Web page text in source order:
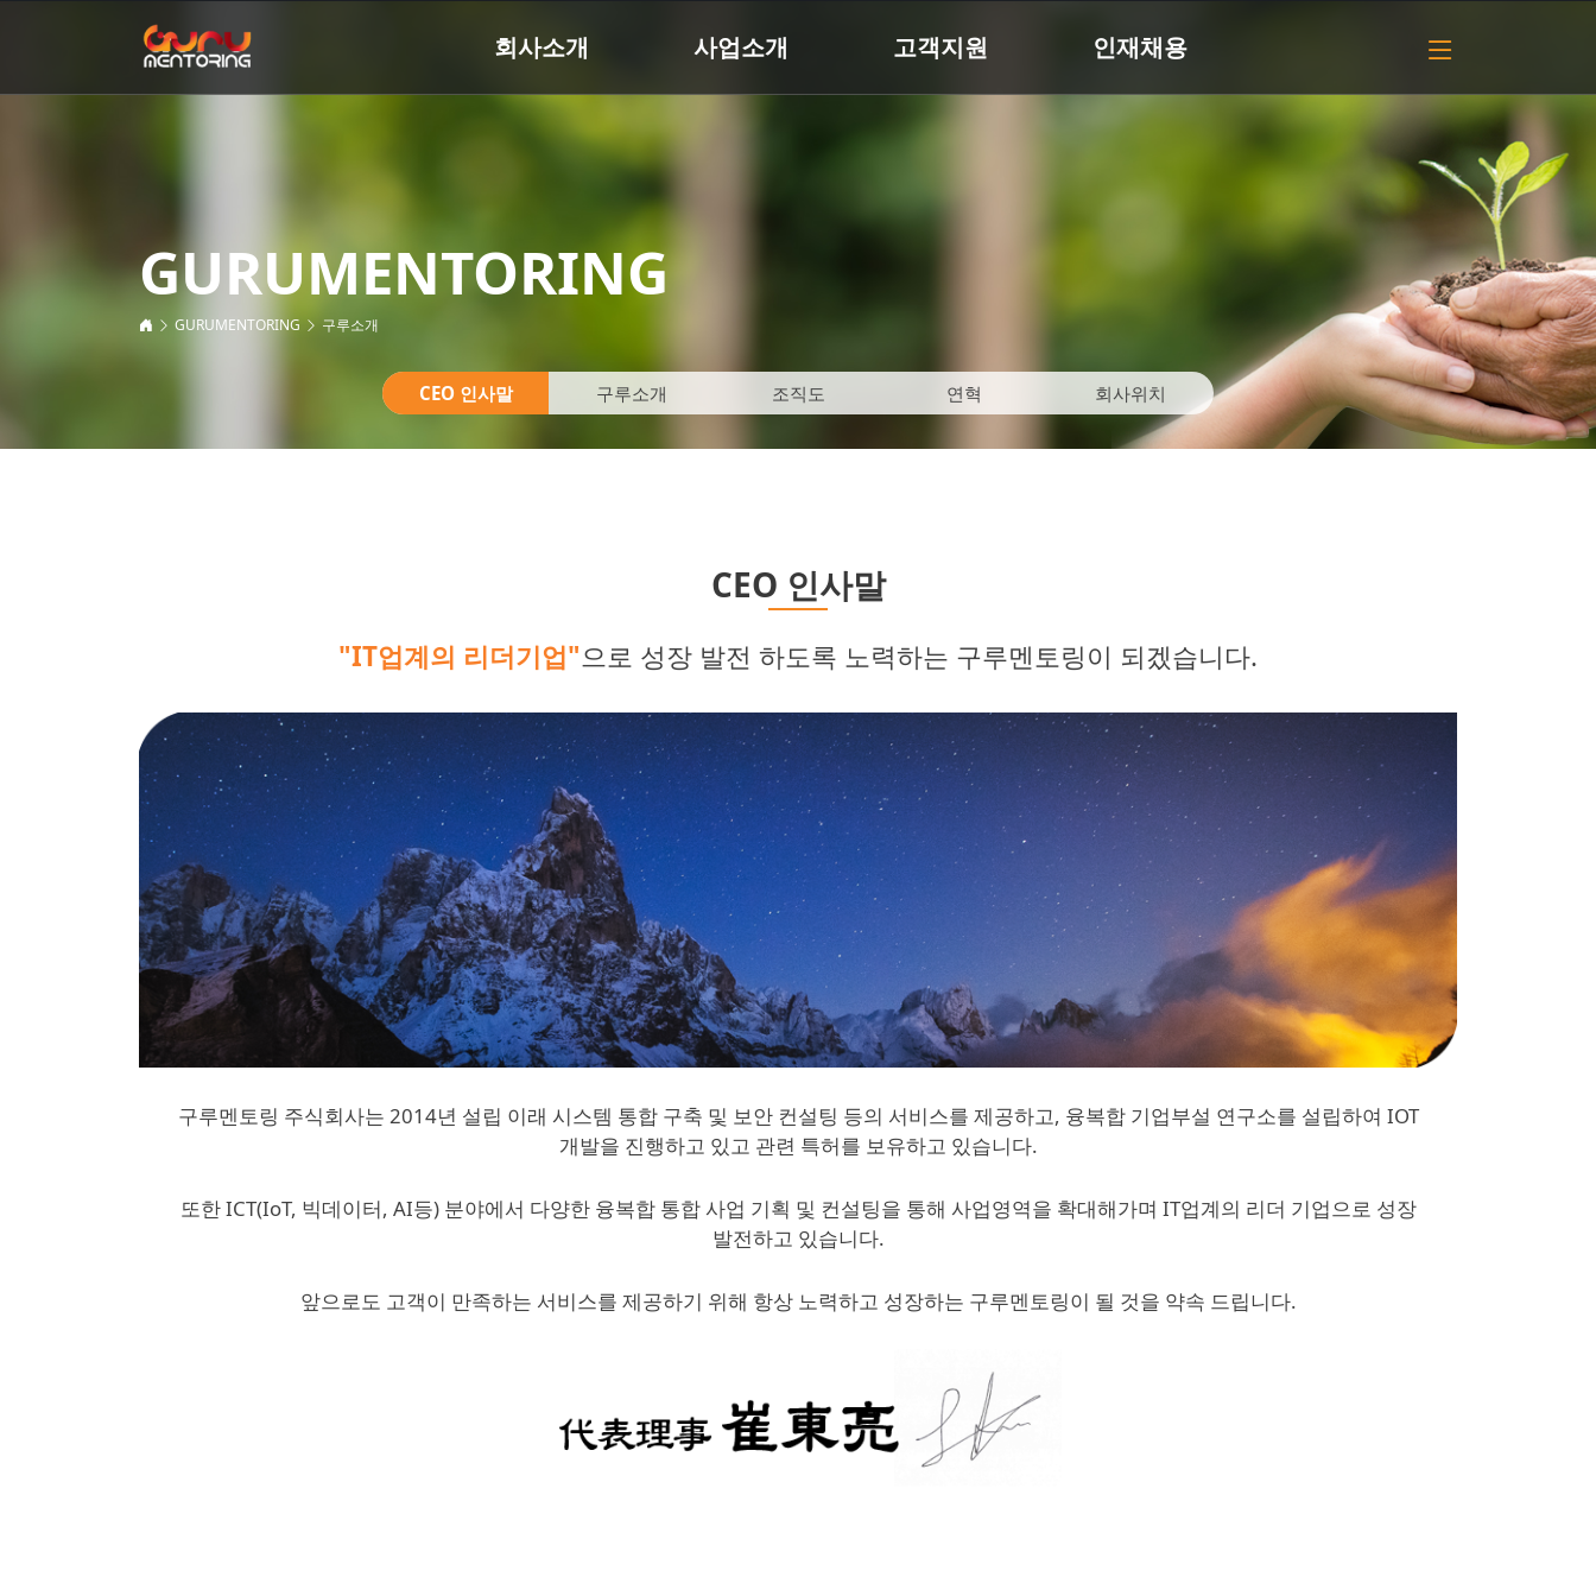
회사소개 사업소개 고객지원 인재채용
GURUMENTORING
GURUMENTORING 구루소개
CEO 인사말 구루소개 조직도 연혁 회사위치
CEO 인사말
"IT업계의 리더기업"으로 성장 발전 하도록 노력하는 구루멘토링이 되겠습니다.
구루멘토링 주식회사는 2014년 설립 이래 시스템 통합 구축 및 보안 컨설팅 등의 서비스를 제공하고, 융복합 기업부설 연구소를 설립하여 IOT
개발을 진행하고 있고 관련 특허를 보유하고 있습니다.
또한 ICT(IoT, 빅데이터, AI등) 분야에서 다양한 융복합 통합 사업 기획 및 컨설팅을 통해 사업영역을 확대해가며 IT업계의 리더 기업으로 성장
발전하고 있습니다.
앞으로도 고객이 만족하는 서비스를 제공하기 위해 항상 노력하고 성장하는 구루멘토링이 될 것을 약속 드립니다.